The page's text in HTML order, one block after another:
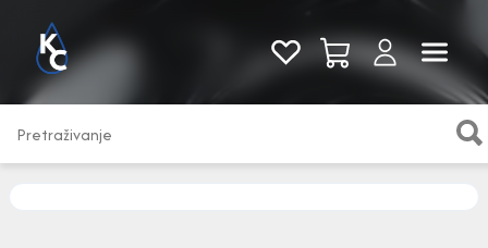
Pogledaj sve